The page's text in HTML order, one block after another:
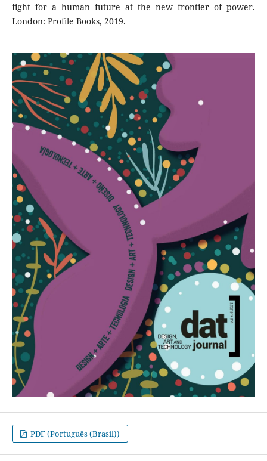
fight for a human future at the new frontier of power.
London: Profile Books, 2019.
PDF (Português (Brasil))